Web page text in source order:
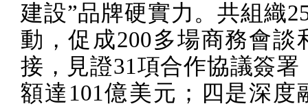
建設”品牌硬實力。共組織
動，促成200多場商務會談
接，見證31項合作協議簽署
額達 101億美元；四是深度